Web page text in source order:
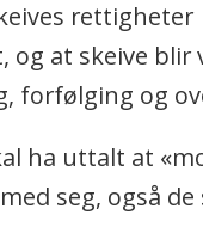
rettigheter
og at skeive blir
forfølging og
ha uttalt at
seg, også